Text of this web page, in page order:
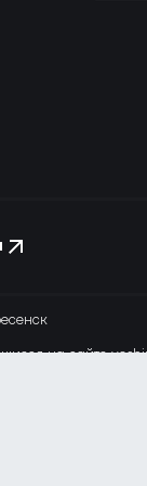
на сайте